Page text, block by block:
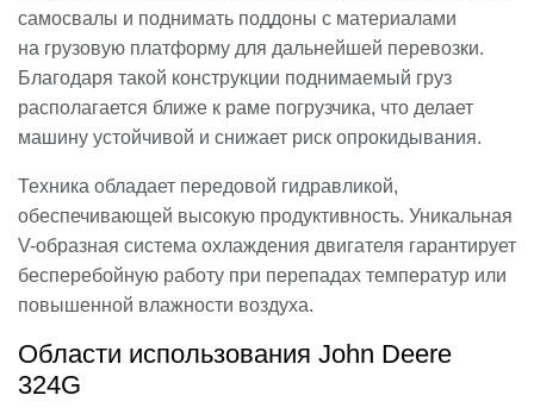
самосвалы и поднимать поддоны с материалами
на грузовую платформу для дальнейшей перевозки.
Благодаря такой конструкции поднимаемый груз
располагается ближе к раме погрузчика, что делает
машину устойчивой и снижает риск опрокидывания.
Техника обладает передовой гидравликой,
обеспечивающей высокую продуктивность. Уникальная
V-образная система охлаждения двигателя гарантирует
бесперебойную работу при перепадах температур или
повышенной влажности воздуха.
Области использования John Deere
324G